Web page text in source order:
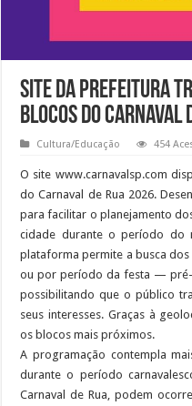
Site da Prefeitura
blocos do Carnaval
Cultura/Educação 454
O site www.carnavalsp.com
do Carnaval de Rua 2026.
para facilitar o planejamento
cidade durante o período do
plataforma permite a busca
ou por período da festa — pré-
possibilitando que o público
seus interesses. Graças à
os blocos mais próximos.
A programação contempla
durante o período
Carnaval de Rua, podem